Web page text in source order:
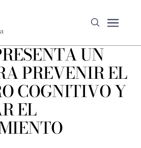
UN
PREVENIR EL
COGNITIVO Y
EL